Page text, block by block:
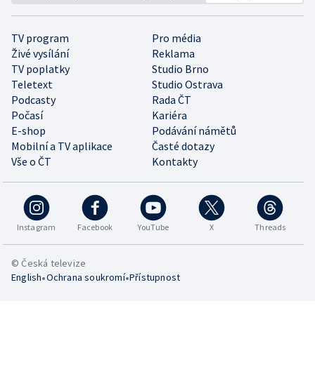
TV program
Pro média
Živé vysílání
Reklama
TV poplatky
Studio Brno
Teletext
Studio Ostrava
Podcasty
Rada ČT
Počasí
Kariéra
E-shop
Podávání námětů
Mobilní a TV aplikace
Časté dotazy
Vše o ČT
Kontakty
Instagram Facebook YouTube X Threads
© Česká televize
English•Ochrana soukromí•Přístupnost